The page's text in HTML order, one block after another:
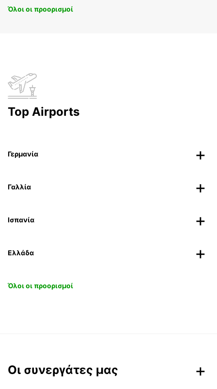
Όλοι οι προορισμοί
Top Airports
Γερμανία
Γαλλία
Ισπανία
Ελλάδα
Όλοι οι προορισμοί
Οι συνεργάτες μας